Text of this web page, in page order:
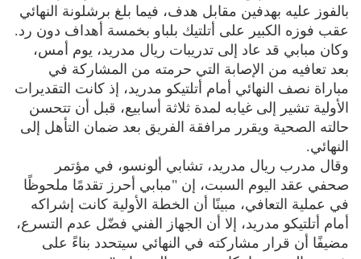
بالفوز عليه بهدفين مقابل هدف، فيما بلغ برشلونة النهائي
عقب فوزه الكبير على أتلتيك بلباو بخمسة أهداف دون رد.
وكان مبابي قد عاد إلى تدريبات ريال مدريد، يوم أمس،
بعد تعافيه من الإصابة التي حرمته من المشاركة في
مباراة نصف النهائي أمام أتلتيكو مدريد، إذ كانت التقديرات
الأولية تشير إلى غيابه لمدة ثلاثة أسابيع، قبل أن تتحسن
حالته الصحية ويقرر مرافقة الفريق بعد ضمان التأهل إلى
النهائي.
وقال مدرب ريال مدريد، تشابي ألونسو، في مؤتمر
صحفي عقد اليوم السبت، إن "مبابي أحرز تقدمًا ملحوظًا
في عملية التعافي، مبينًا أن الخطة الأولية كانت إشراكه
أمام أتلتيكو مدريد، إلا أن الجهاز الفني فضّل عدم التسرع،
مضيفًا أن قرار مشاركته في النهائي سيتحدد بناءً على